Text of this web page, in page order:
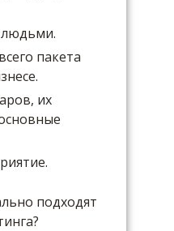
людьми.
пакета
их
подходят